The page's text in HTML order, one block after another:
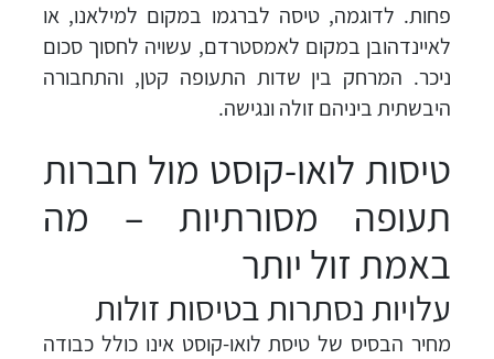
פחות. לדוגמה, טיסה לברגמו במקום למילאנו, או
לאיינדהובן במקום לאמסטרדם, עשויה לחסוך סכום
ניכר. המרחק בין שדות התעופה קטן, והתחבורה
היבשתית ביניהם זולה ונגישה.
טיסות לואו-קוסט מול חברות
תעופה מסורתיות – מה
באמת זול יותר
עלויות נסתרות בטיסות זולות
מחיר הבסיס של טיסת לואו-קוסט אינו כולל כבודה